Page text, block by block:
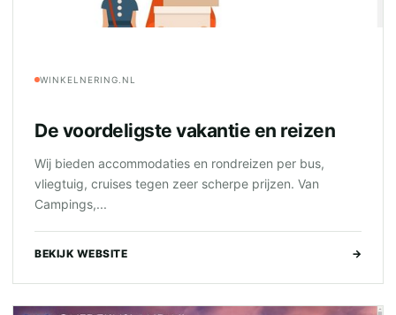
WINKELNERING.NL
De voordeligste vakantie en reizen
Wij bieden accommodaties en rondreizen per bus,
vliegtuig, cruises tegen zeer scherpe prijzen. Van
Campings,...
BEKIJK WEBSITE →